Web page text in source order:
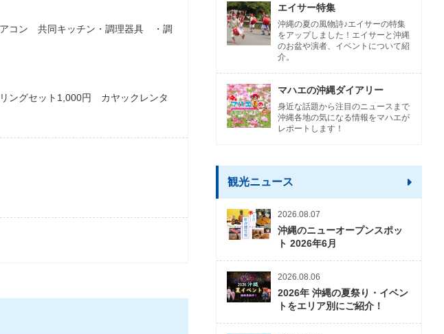
コン 共同キッチン・調理器具 ・調
グセット1,000円 カヤックレンタ
エイサー特集
沖縄の夏の風物詩♪エイサーの特集
をアップしました！エイサーと沖縄
のお盆や演者、イベントについて紹
介。
マハエの沖縄ダイアリー
身近な話題から注目のニュースまで
沖縄各地の気になる情報をマハエが
レポートします！
観光ニュース
2026.08.07
沖縄のニューオープンスポッ
ト 2026年6月
2026.08.06
2026年 沖縄の夏祭り・イベン
トをエリア別にご紹介！